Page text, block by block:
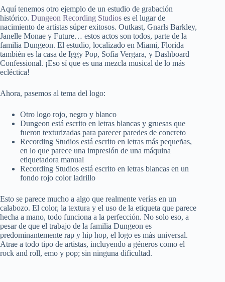
Aquí tenemos otro ejemplo de un estudio de grabación
histórico. Dungeon Recording Studios es el lugar de
nacimiento de artistas súper exitosos. Outkast, Gnarls Barkley,
Janelle Monae y Future… estos actos son todos, parte de la
familia Dungeon. El estudio, localizado en Miami, Florida
también es la casa de Iggy Pop, Sofía Vergara, y Dashboard
Confessional. ¡Eso sí que es una mezcla musical de lo más
ecléctica!
Ahora, pasemos al tema del logo:
Otro logo rojo, negro y blanco
Dungeon está escrito en letras blancas y gruesas que
fueron texturizadas para parecer paredes de concreto
Recording Studios está escrito en letras más pequeñas,
en lo que parece una impresión de una máquina
etiquetadora manual
Recording Studios está escrito en letras blancas en un
fondo rojo color ladrillo
Esto se parece mucho a algo que realmente verías en un
calabozo. El color, la textura y el uso de la etiqueta que parece
hecha a mano, todo funciona a la perfección. No solo eso, a
pesar de que el trabajo de la familia Dungeon es
predominantemente rap y hip hop, el logo es más universal.
Atrae a todo tipo de artistas, incluyendo a géneros como el
rock and roll, emo y pop; sin ninguna dificultad.